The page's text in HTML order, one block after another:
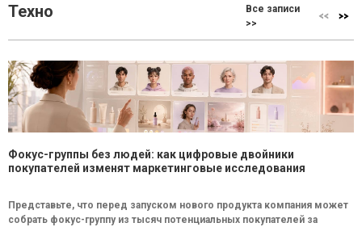
Техно
Все записи
>>
Фокус-группы без людей: как цифровые двойники
покупателей изменят маркетинговые исследования
Представьте, что перед запуском нового продукта компания может
собрать фокус-группу из тысяч потенциальных покупателей за